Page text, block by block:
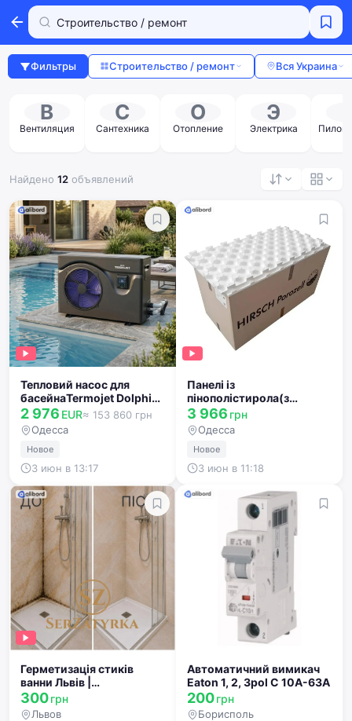
Фильтры Строительство / ремонт Вся Украина
В
Вентиляция
С
Сантехника
О
Отопление
Э
Электрика
Найдено 12 объявлений
Тепловий насос для
басейнаTermojet Dolphin
SPR4INVM
2 976 EUR≈ 153 860 грн
Одесса
Новое
3 июн в 13:17
Герметизація стиків
ванни Львів |
SERZATYRKA
300грн
Львов
Панелі із
пінополістирола(з
бубишками) для монтажу
теплої підлоги.
3 966 грн
Одесса
Новое
3 июн в 11:18
Автоматичний вимикач
Eaton 1, 2, 3pol C 10A-63А
200грн
Борисполь